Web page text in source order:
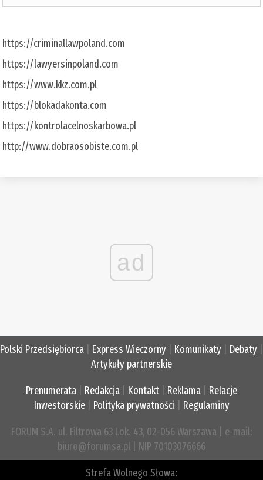
https://criminallawpoland.com
https://lawyersinpoland.com
https://www.kkz.com.pl
https://blokadakonta.com
https://kontrolacelnoskarbowa.pl
http://www.dobraosobiste.com.pl
ad
Polski Przedsiębiorca Express Wieczorny Komunikaty Debaty
Artykuły partnerskie
Prenumerata Redakcja Kontakt Reklama
Relacje
Inwestorskie| Polityka prywatności Regulaminy
FORUM S.A. ul. Filtrowa 63 Lok. 43, 02-056 Warszawa | e-mail:
biuro@forumsa.pl | NIP 70103076666
Strefa Wolnego Słowa: